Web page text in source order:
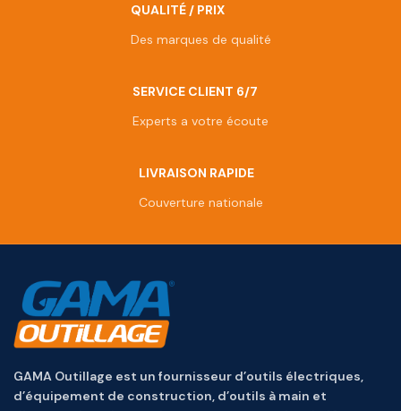
QUALITÉ / PRIX
Des marques de qualité
SERVICE CLIENT 6/7
Experts a votre écoute
LIVRAISON RAPIDE
Couverture nationale
GAMA Outillage est un fournisseur d’outils électriques,
d’équipement de construction, d’outils à main et